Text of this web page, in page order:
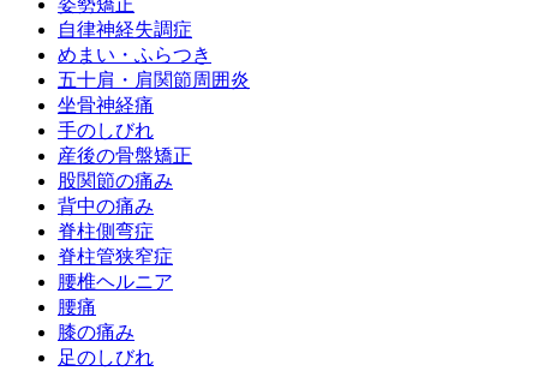
自律神経失調症
めまい・ふらつき
五十肩・肩関節周囲炎
坐骨神経痛
手のしびれ
産後の骨盤矯正
股関節の痛み
背中の痛み
脊柱側弯症
脊柱管狭窄症
腰椎ヘルニア
腰痛
膝の痛み
足のしびれ